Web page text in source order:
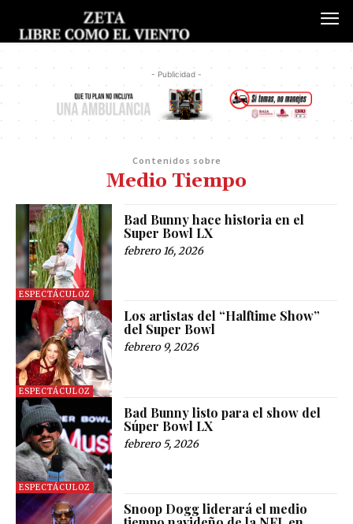
- Publicidad -
Contenidos sobre
Medio Tiempo
ESPECTÁCULOZ
Bad Bunny hace historia en el
Super Bowl LX
febrero 16, 2026
ESPECTÁCULOZ
Los artistas del “Halftime Show”
del Super Bowl
febrero 9, 2026
ESPECTÁCULOZ
Bad Bunny listo para el show del
Súper Bowl LX
febrero 5, 2026
Snoop Dogg liderará el medio